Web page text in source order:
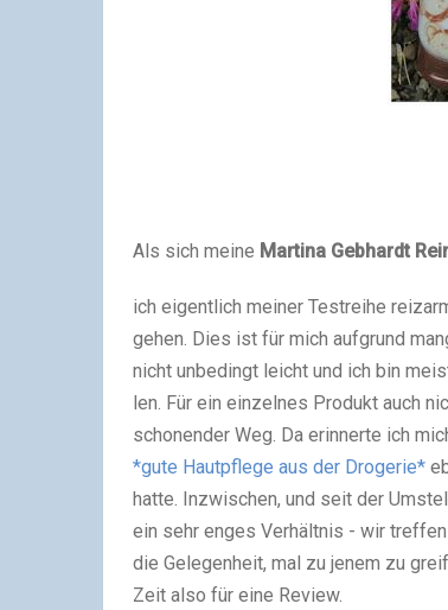
Als sich meine Martina Gebhardt
ich eigentlich meiner Testreihe
gehen. Dies ist für mich aufgrund
nicht unbedingt leicht und ich bin
len. Für ein einzelnes Produkt auch
schonender Weg. Da erinnerte ich
*gute Hautpflege aus der Drogerie*
hatte. Inzwischen, und seit der
ein sehr enges Verhältnis - wir
die Gelegenheit, mal zu jenem zu
Zeit also für eine Review.